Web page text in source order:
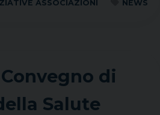
ASSOCIAZIONI NEWS
di
Salute